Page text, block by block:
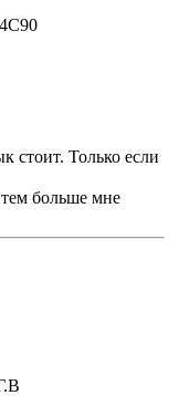
стоит. Только если
больше мне